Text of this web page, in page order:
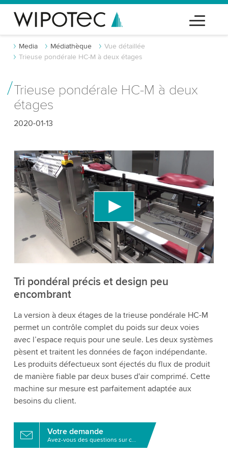
Media Médiathèque
Vue détaillée
Trieuse pondérale HC-M à deux étages
Trieuse pondérale HC-M à deux
étages
2020-01-13
Nous avons besoin de votre consentement
pour charger le service vidéo YouTube!
Nous utilisons un service tiers pour intégrer du
contenu vidéo susceptible de collecter des
données sur votre activité. Veuillez consulter les
détails et accepter le service pour regarder cette
vidéo.
Tri pondéral précis et design peu
encombrant
La version à deux étages de la trieuse pondérale HC-M
permet un contrôle complet du poids sur deux voies
avec l’espace requis pour une seule. Les deux systèmes
pèsent et traitent les données de façon indépendante.
Les produits défectueux sont éjectés du flux de produit
de manière fiable par deux buses d'air comprimé. Cette
machine sur mesure est parfaitement adaptée aux
besoins du client.
Votre demande
Avez-vous des questions sur ce produit?